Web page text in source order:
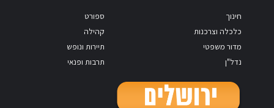
חינוך
כלכלה וצרכנות
מדור משפטי
נדל"ן
ספורט
קהילה
תיירות ונופש
תרבות ופנאי